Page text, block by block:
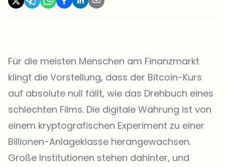
Für die meisten Menschen am Finanzmarkt
klingt die Vorstellung, dass der Bitcoin-Kurs
auf absolute null fällt, wie das Drehbuch eines
schlechten Films. Die digitale Währung ist von
einem kryptografischen Experiment zu einer
Billionen-Anlageklasse herangewachsen.
Große Institutionen stehen dahinter, und